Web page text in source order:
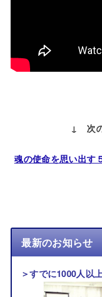
↓ 次
魂の使命を思い出す
最新のお知らせ
＞すでに1000人以